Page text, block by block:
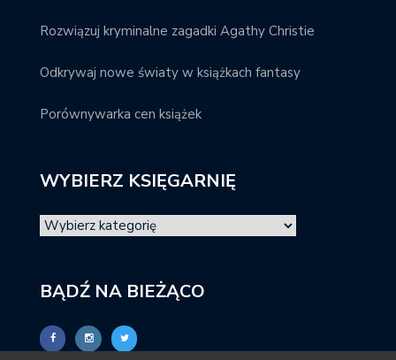
Rozwiązuj kryminalne zagadki Agathy Christie
Odkrywaj nowe światy w książkach fantasy
Porównywarka cen książek
WYBIERZ KSIĘGARNIĘ
BĄDŹ NA BIEŻĄCO